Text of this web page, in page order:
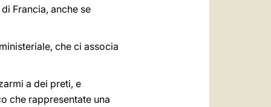
Francia, anche se
che ci associa
a dei preti, e
che rappresentate una